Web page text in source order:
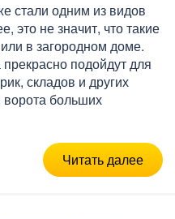
стали одним из видов
это не значит, что такие
в загородном доме.
подойдут для
складов и других
ворота больших
Читать далее